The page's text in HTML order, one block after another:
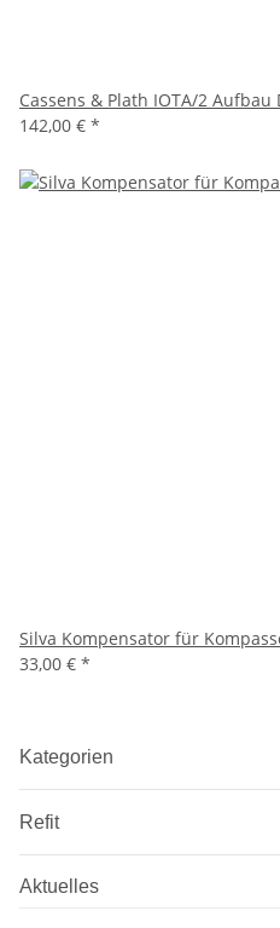
Cassens & Plath IOTA/2
142,00 € *
Silva Kompensator für
33,00 € *
Kategorien
Refit
Aktuelles